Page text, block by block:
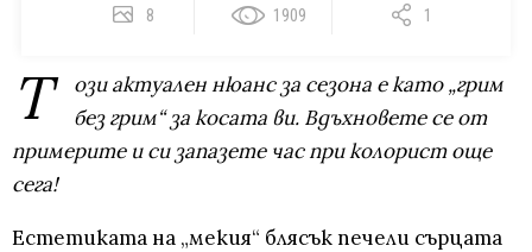
8 1909 1
Т
ози актуален нюанс за сезона е като „грим
без грим“ за косата ви. Вдъхновете се от
примерите и си запазете час при колорист още
сега!
Естетиката на „мекия“ блясък печели сърцата